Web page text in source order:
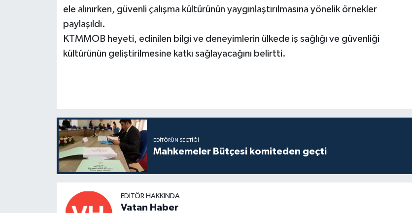
ele alınırken, güvenli çalışma kültürünün yaygınlaştırılmasına yönelik örnekler
paylaşıldı.
KTMMOB heyeti, edinilen bilgi ve deneyimlerin ülkede iş sağlığı ve güvenliği
kültürünün geliştirilmesine katkı sağlayacağını belirtti.
EDITÖRÜN SEÇTIĞI
Mahkemeler Bütçesi komiteden geçti
EDITÖR HAKKINDA
Vatan Haber